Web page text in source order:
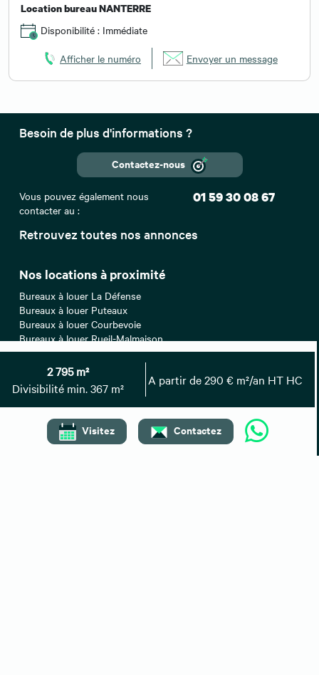
2 795 m²
Divisibilité min. 367 m²
A partir de 290 € m²/an HT HC
Visitez Contactez
Location bureau NANTERRE
Disponibilité : Immédiate
Afficher le numéro Envoyer un message
Retrouvez toutes nos annonces
Nos locations à proximité
Bureaux à louer La Défense
Bureaux à louer Puteaux
Bureaux à louer Courbevoie
Bureaux à louer Rueil-Malmaison
Bureaux à louer Suresnes
Top villes
Location bureaux Nice
Location bureaux Toulouse
Besoin de plus d'informations ?
Contactez-nous
Vous pouvez également nous
contacter au :
01 59 30 08 67